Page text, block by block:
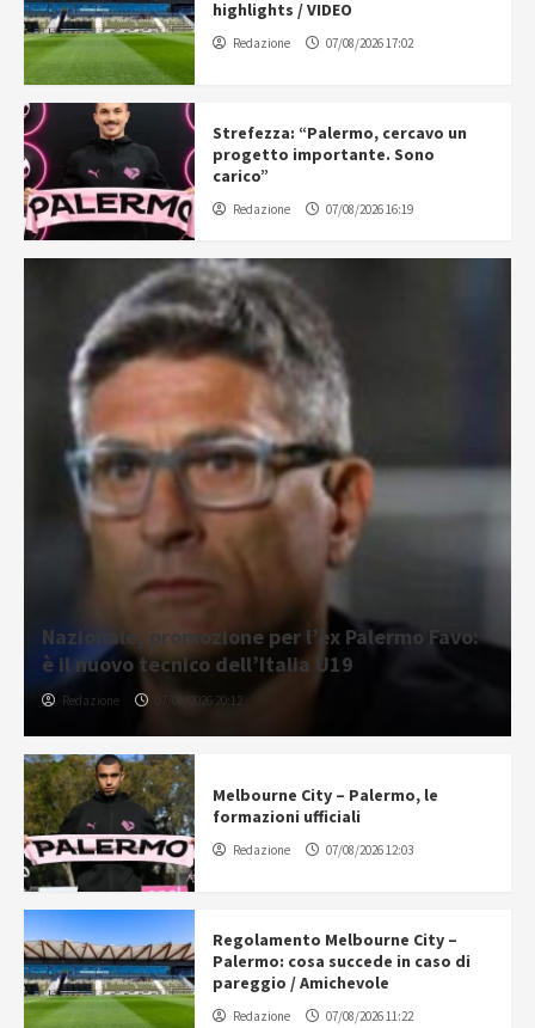
highlights / VIDEO
Redazione 07/08/2026 17:02
Strefezza: “Palermo, cercavo un
progetto importante. Sono
carico”
Redazione 07/08/2026 16:19
Nazionale, promozione per l’ex Palermo Favo:
è il nuovo tecnico dell’Italia U19
Redazione 07/08/2026 20:12
Melbourne City – Palermo, le
formazioni ufficiali
Redazione 07/08/2026 12:03
Regolamento Melbourne City –
Palermo: cosa succede in caso di
pareggio / Amichevole
Redazione 07/08/2026 11:22